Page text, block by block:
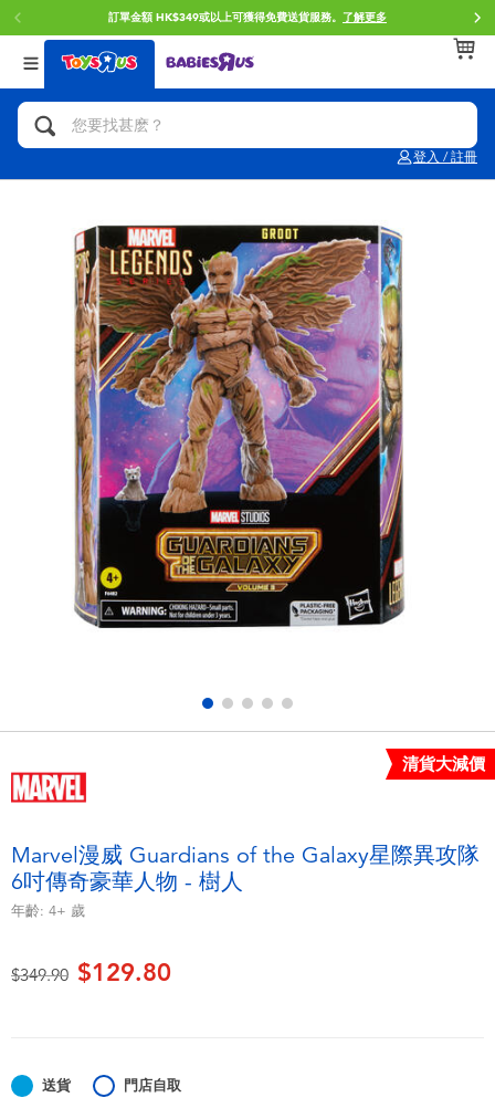
訂單金額 HK$349或以上可獲得免費送貨服務。 了解更多
登入 / 註冊
返回
分類目錄
人氣英雄,角色扮演,射擊玩具
拼砌組合及樂高LEGO
玩具車,貨車,火車及遙控系列
手工藝,文具,蠟筆,泥膠,畫板
娃娃, 芭比,收藏公仔
電子玩具
遊戲及拼圖系列
益智學習玩具
毛毛公仔玩具
任天堂 Switch
返回
品牌
Brunch Brother 早午餐兄弟
Spider-Man蜘蛛俠
Mini Brands
Play-Doh培樂多
Pokemon寶可夢
playpop
LEGO樂高
LeapFrog跳跳蛙
返回
年齢
0~2歳
5~7歳
8~11歳
12~14歳
14歳以上
清貨大減價
Marvel漫威 Guardians of the Galaxy星際異攻隊
6吋傳奇豪華人物 - 樹人
年齡: 4+ 歲
價格從
$349.90至$129.80
送貨 門店自取